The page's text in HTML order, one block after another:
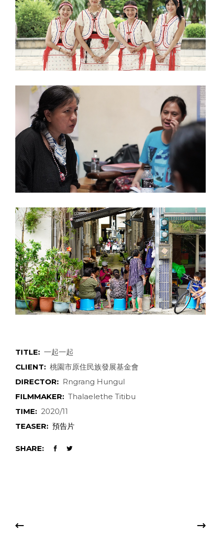
TITLE: 一起一起
CLIENT: 桃園市原住民族發展基金會
DIRECTOR: Rngrang Hungul
FILMMAKER: Thalaelethe Titibu
TIME: 2020/11
TEASER: 預告片
SHARE: